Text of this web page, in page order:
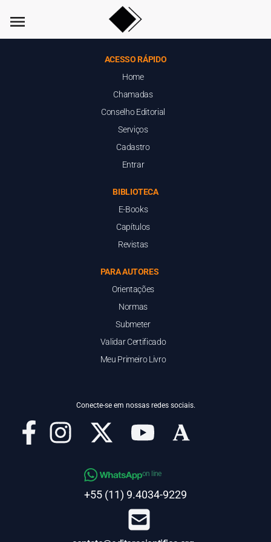
menu
ACESSO RÁPIDO
Home
Chamadas
Conselho Editorial
Serviços
Cadastro
Entrar
BIBLIOTECA
E-Books
Capítulos
Revistas
PARA AUTORES
Orientações
Normas
Submeter
Validar Certificado
Meu Primeiro Livro
Conecte-se em nossas redes sociais.
on line
+55 (11) 9.4034-9229